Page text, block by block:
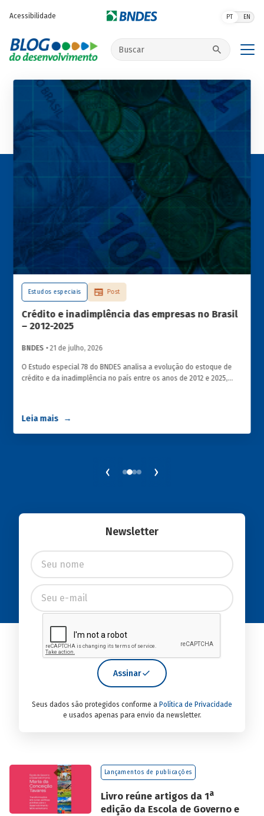
Acessibilidade PT EN
Buscar no site
Estudos especiais Post
Crédito e inadimplência das empresas no Brasil
– 2012-2025
BNDES • 21 de julho, 2026
O Estudo especial 78 do BNDES analisa a evolução do estoque de
crédito e da inadimplência no país entre os anos de 2012 e 2025,
Leia mais
‹ ›
Newsletter
Assinar
Seus dados são protegidos conforme a Política de Privacidade
e usados apenas para envio da newsletter.
Lançamentos de publicações
Livro reúne artigos da 1a
edição da Escola de Governo e